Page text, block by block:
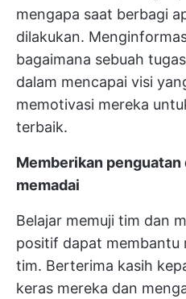
mengapa saat berbagi
dilakukan.
bagaimana sebuah
dalam mencapai visi
memotivasi mereka
terbaik.
Memberikan penguatan
memadai
Belajar memuji tim dan
positif dapat membantu
tim. Berterima kasih
keras mereka dan